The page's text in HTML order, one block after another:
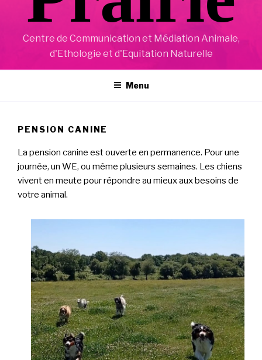
Centre de Communication et Médiation Animale,
d'Ethologie et d'Equitation Naturelle
Menu
PENSION CANINE
La pension canine est ouverte en permanence. Pour une
journée, un WE, ou même plusieurs semaines. Les chiens
vivent en meute pour répondre au mieux aux besoins de
votre animal.